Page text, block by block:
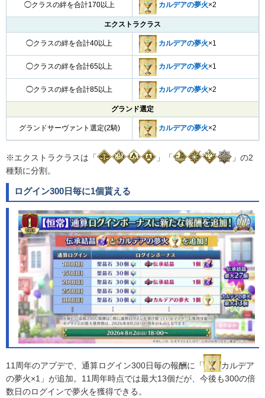
◯クラスの絆を合計170以上 カルデアの夢火×2
エクストラクラス
◯クラスの絆を合計40以上 カルデアの夢火×1
◯クラスの絆を合計65以上 カルデアの夢火×1
◯クラスの絆を合計85以上 カルデアの夢火×2
グランド選定
グランドサーヴァント選定(2騎) カルデアの夢火×2
※エクストラクラスは「 」「
」の2
種類に分割。
ログイン300日毎に1個貰える
11周年のアプデで、通算ログイン300日毎の報酬に「
カルデア
の夢火×1」が追加。11周年時点では最大13個だが、今後も300の倍
数日のログインで夢火を獲得できる。